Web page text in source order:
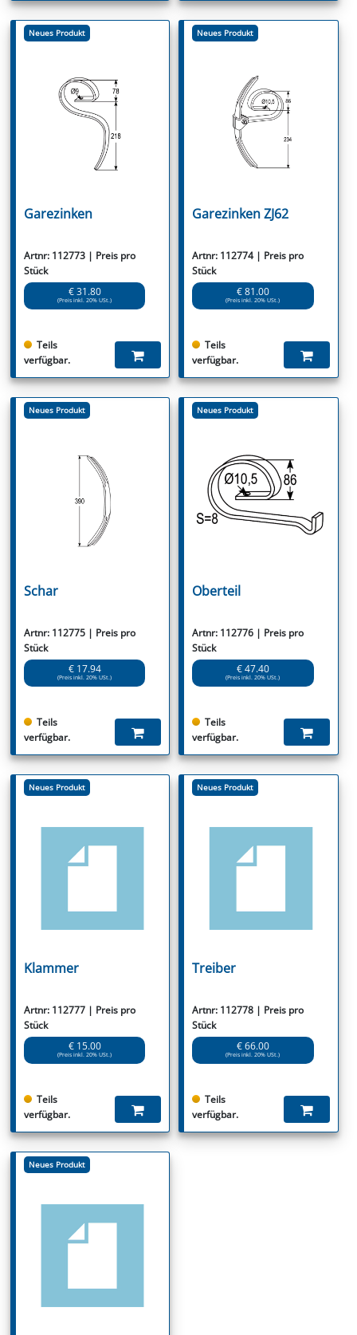
Neues Produkt
Garezinken
Artnr: 112773 | Preis pro
Stück
€ 31.80
(Preis inkl. 20% USt.)
Teils
verfügbar.
Neues Produkt
Garezinken ZJ62
Artnr: 112774 | Preis pro
Stück
€ 81.00
(Preis inkl. 20% USt.)
Teils
verfügbar.
Neues Produkt
Schar
Artnr: 112775 | Preis pro
Stück
€ 17.94
(Preis inkl. 20% USt.)
Teils
verfügbar.
Neues Produkt
Oberteil
Artnr: 112776 | Preis pro
Stück
€ 47.40
(Preis inkl. 20% USt.)
Teils
verfügbar.
Neues Produkt
Klammer
Artnr: 112777 | Preis pro
Stück
€ 15.00
(Preis inkl. 20% USt.)
Teils
verfügbar.
Neues Produkt
Treiber
Artnr: 112778 | Preis pro
Stück
€ 66.00
(Preis inkl. 20% USt.)
Teils
verfügbar.
Neues Produkt